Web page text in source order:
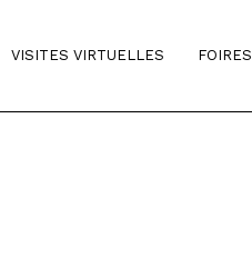
VISITES VIRTUELLES FOIRES